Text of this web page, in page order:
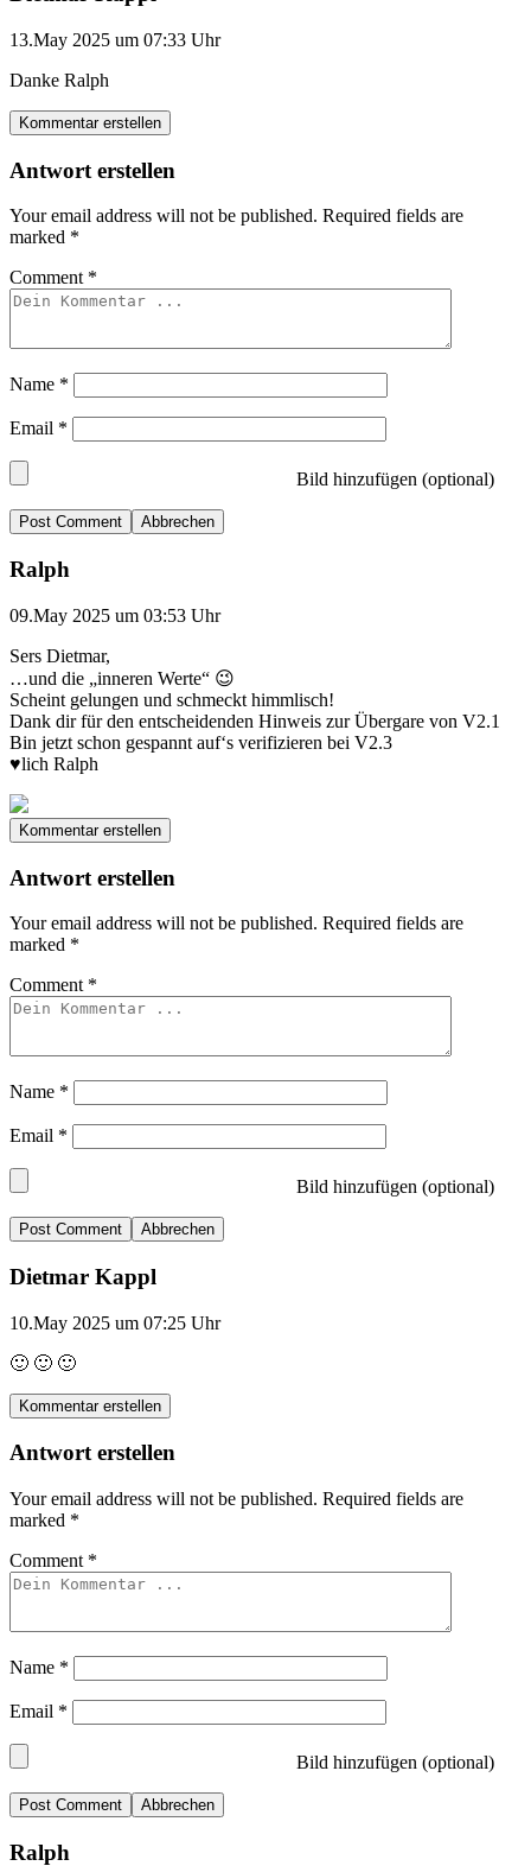
13.May 2025 um 07:33 Uhr
Danke Ralph
Kommentar erstellen
Antwort erstellen
Your email address will not be published. Required fields are
marked *
Comment *
Name *
Email *
Bild hinzufügen (optional)
Abbrechen
Ralph
09.May 2025 um 03:53 Uhr
Sers Dietmar,
…und die „inneren Werte“ 😉
Scheint gelungen und schmeckt himmlisch!
Dank dir für den entscheidenden Hinweis zur Übergare von V2.1
Bin jetzt schon gespannt auf‘s verifizieren bei V2.3
♥️lich Ralph
Kommentar erstellen
Antwort erstellen
Your email address will not be published. Required fields are
marked *
Comment *
Name *
Email *
Bild hinzufügen (optional)
Abbrechen
Dietmar Kappl
10.May 2025 um 07:25 Uhr
🙂 🙂 🙂
Kommentar erstellen
Antwort erstellen
Your email address will not be published. Required fields are
marked *
Comment *
Name *
Email *
Bild hinzufügen (optional)
Abbrechen
Ralph